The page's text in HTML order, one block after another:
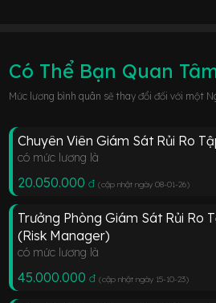
Có Thể Bạn Quan
Mức lương bình quân sẽ thay đổi đối với một
Chuyên Viên Giám Sát Rủi Ro
có mức lương là
20.050.000 đ (cập nhật ngày 08-01-26)
Trưởng Phòng Giám Sát Rủi Ro
(Risk Manager)
có mức lương là
45.000.000 đ (cập nhật ngày 15-10-23)